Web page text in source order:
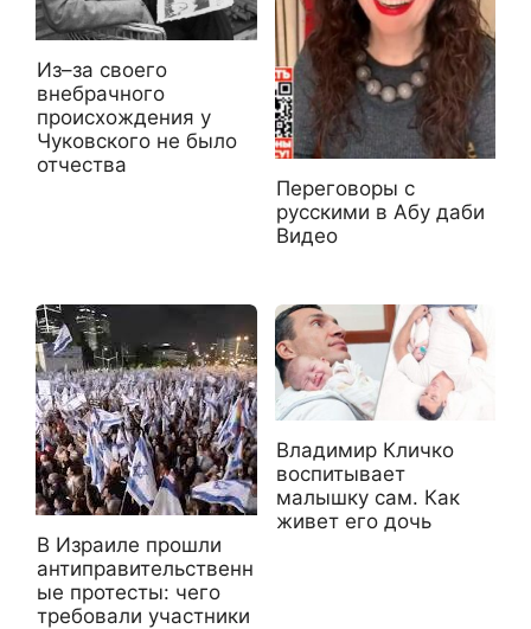
Из–за своего
внебрачного
происхождения у
Чуковского не было
отчества
Переговоры с
русскими в Абу даби
Видео
В Израиле прошли
антиправительственн
ые протесты: чего
требовали участники
Владимир Кличко
воспитывает
малышку сам. Как
живет его дочь